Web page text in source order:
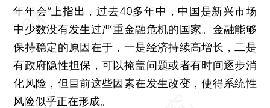
年年会”上指出，过去40多年中，中国是新兴市场
中少数没有发生过严重金融危机的国家。金融能够
保持稳定的原因在于，一是经济持续高增长，二是
有政府隐性担保，可以掩盖问题或者有时间逐步消
化风险，但目前这些因素在发生改变，使得系统性
风险似乎正在形成。